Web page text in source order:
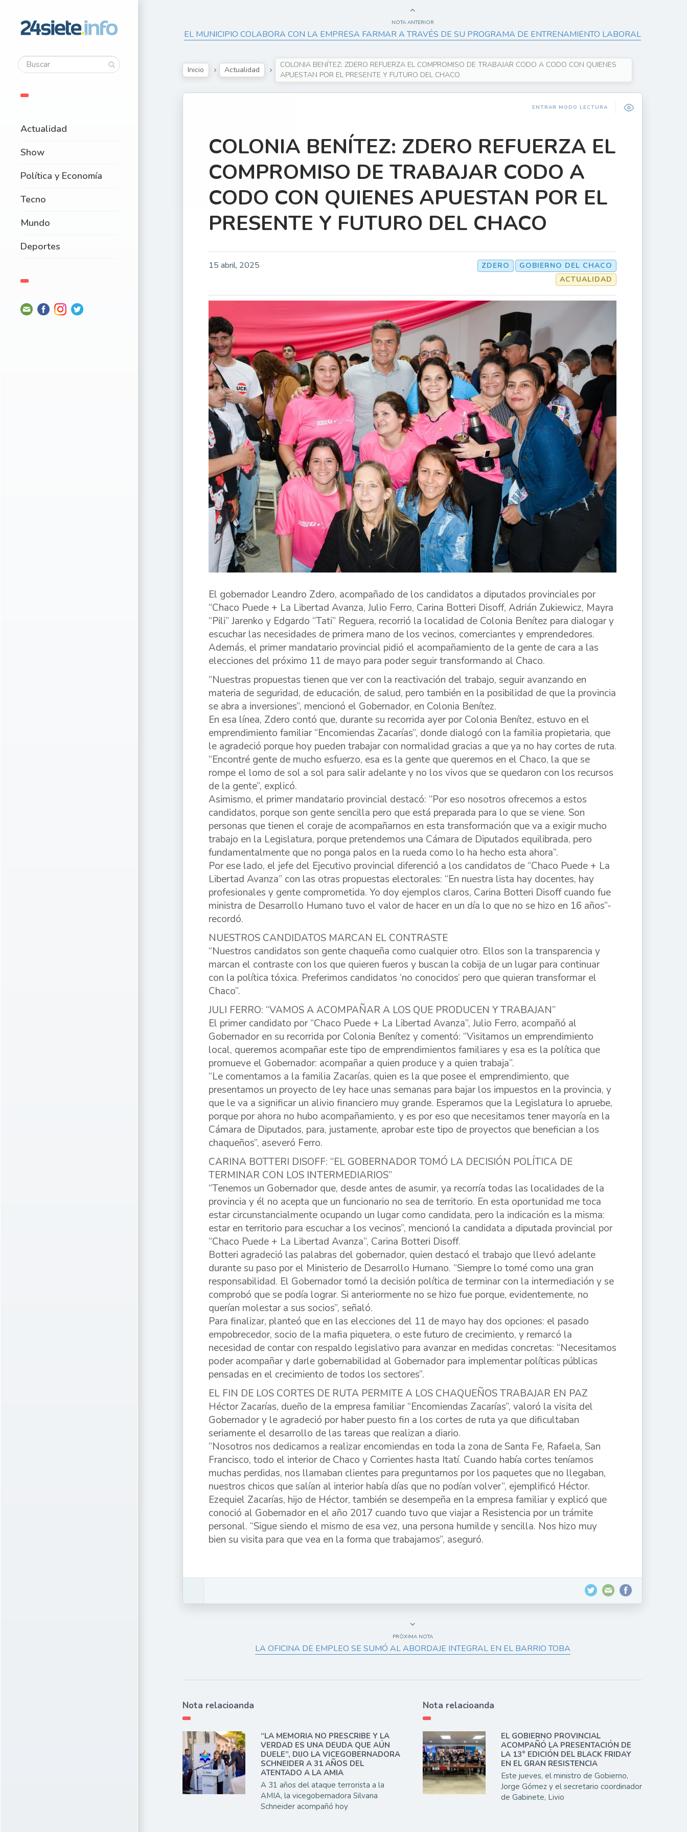
Actualidad
Show
Política y Economía
Tecno
Mundo
Deportes
NOTA ANTERIOR
EL MUNICIPIO COLABORA CON LA EMPRESA FARMAR A TRAVÉS DE SU PROGRAMA DE ENTRENAMIENTO LABORAL
Inicio Actualidad
COLONIA BENÍTEZ: ZDERO REFUERZA EL COMPROMISO DE TRABAJAR CODO A CODO CON QUIENES
APUESTAN POR EL PRESENTE Y FUTURO DEL CHACO
ENTRAR MODO LECTURA
COLONIA BENÍTEZ: ZDERO REFUERZA EL
COMPROMISO DE TRABAJAR CODO A
CODO CON QUIENES APUESTAN POR EL
PRESENTE Y FUTURO DEL CHACO
15 abril, 2025 GOBIERNO DEL CHACO
ZDERO
ACTUALIDAD
El gobernador Leandro Zdero, acompañado de los candidatos a diputados provinciales por
“Chaco Puede + La Libertad Avanza, Julio Ferro, Carina Botteri Disoff, Adrián Zukiewicz, Mayra
“Pili” Jarenko y Edgardo “Tati” Reguera, recorrió la localidad de Colonia Benítez para dialogar y
escuchar las necesidades de primera mano de los vecinos, comerciantes y emprendedores.
Además, el primer mandatario provincial pidió el acompañamiento de la gente de cara a las
elecciones del próximo 11 de mayo para poder seguir transformando al Chaco.
“Nuestras propuestas tienen que ver con la reactivación del trabajo, seguir avanzando en
materia de seguridad, de educación, de salud, pero también en la posibilidad de que la provincia
se abra a inversiones”, mencionó el Gobernador, en Colonia Benítez.
En esa línea, Zdero contó que, durante su recorrida ayer por Colonia Benítez, estuvo en el
emprendimiento familiar “Encomiendas Zacarías”, donde dialogó con la familia propietaria, que
le agradeció porque hoy pueden trabajar con normalidad gracias a que ya no hay cortes de ruta.
“Encontré gente de mucho esfuerzo, esa es la gente que queremos en el Chaco, la que se
rompe el lomo de sol a sol para salir adelante y no los vivos que se quedaron con los recursos
de la gente”, explicó.
Asimismo, el primer mandatario provincial destacó: “Por eso nosotros ofrecemos a estos
candidatos, porque son gente sencilla pero que está preparada para lo que se viene. Son
personas que tienen el coraje de acompañarnos en esta transformación que va a exigir mucho
trabajo en la Legislatura, porque pretendemos una Cámara de Diputados equilibrada, pero
fundamentalmente que no ponga palos en la rueda como lo ha hecho esta ahora”.
Por ese lado, el jefe del Ejecutivo provincial diferenció a los candidatos de “Chaco Puede + La
Libertad Avanza” con las otras propuestas electorales: “En nuestra lista hay docentes, hay
profesionales y gente comprometida. Yo doy ejemplos claros, Carina Botteri Disoff cuando fue
ministra de Desarrollo Humano tuvo el valor de hacer en un día lo que no se hizo en 16 años”-
recordó.
NUESTROS CANDIDATOS MARCAN EL CONTRASTE
“Nuestros candidatos son gente chaqueña como cualquier otro. Ellos son la transparencia y
marcan el contraste con los que quieren fueros y buscan la cobija de un lugar para continuar
con la política tóxica. Preferimos candidatos ‘no conocidos’ pero que quieran transformar el
Chaco”.
JULI FERRO: “VAMOS A ACOMPAÑAR A LOS QUE PRODUCEN Y TRABAJAN”
El primer candidato por “Chaco Puede + La Libertad Avanza”, Julio Ferro, acompañó al
Gobernador en su recorrida por Colonia Benítez y comentó: “Visitamos un emprendimiento
local, queremos acompañar este tipo de emprendimientos familiares y esa es la política que
promueve el Gobernador: acompañar a quien produce y a quien trabaja”.
“Le comentamos a la familia Zacarías, quien es la que posee el emprendimiento, que
presentamos un proyecto de ley hace unas semanas para bajar los impuestos en la provincia, y
que le va a significar un alivio financiero muy grande. Esperamos que la Legislatura lo apruebe,
porque por ahora no hubo acompañamiento, y es por eso que necesitamos tener mayoría en la
Cámara de Diputados, para, justamente, aprobar este tipo de proyectos que benefician a los
chaqueños”, aseveró Ferro.
CARINA BOTTERI DISOFF: “EL GOBERNADOR TOMÓ LA DECISIÓN POLÍTICA DE
TERMINAR CON LOS INTERMEDIARIOS”
“Tenemos un Gobernador que, desde antes de asumir, ya recorría todas las localidades de la
provincia y él no acepta que un funcionario no sea de territorio. En esta oportunidad me toca
estar circunstancialmente ocupando un lugar como candidata, pero la indicación es la misma:
estar en territorio para escuchar a los vecinos”, mencionó la candidata a diputada provincial por
“Chaco Puede + La Libertad Avanza”, Carina Botteri Disoff.
Botteri agradeció las palabras del gobernador, quien destacó el trabajo que llevó adelante
durante su paso por el Ministerio de Desarrollo Humano. “Siempre lo tomé como una gran
responsabilidad. El Gobernador tomó la decisión política de terminar con la intermediación y se
comprobó que se podía lograr. Si anteriormente no se hizo fue porque, evidentemente, no
querían molestar a sus socios”, señaló.
Para finalizar, planteó que en las elecciones del 11 de mayo hay dos opciones: el pasado
empobrecedor, socio de la mafia piquetera, o este futuro de crecimiento, y remarcó la
necesidad de contar con respaldo legislativo para avanzar en medidas concretas: “Necesitamos
poder acompañar y darle gobernabilidad al Gobernador para implementar políticas públicas
pensadas en el crecimiento de todos los sectores”.
EL FIN DE LOS CORTES DE RUTA PERMITE A LOS CHAQUEÑOS TRABAJAR EN PAZ
Héctor Zacarías, dueño de la empresa familiar “Encomiendas Zacarías”, valoró la visita del
Gobernador y le agradeció por haber puesto fin a los cortes de ruta ya que dificultaban
seriamente el desarrollo de las tareas que realizan a diario.
“Nosotros nos dedicamos a realizar encomiendas en toda la zona de Santa Fe, Rafaela, San
Francisco, todo el interior de Chaco y Corrientes hasta Itatí. Cuando había cortes teníamos
muchas perdidas, nos llamaban clientes para preguntarnos por los paquetes que no llegaban,
nuestros chicos que salían al interior había días que no podían volver”, ejemplificó Héctor.
Ezequiel Zacarías, hijo de Héctor, también se desempeña en la empresa familiar y explicó que
conoció al Gobernador en el año 2017 cuando tuvo que viajar a Resistencia por un trámite
personal. “Sigue siendo el mismo de esa vez, una persona humilde y sencilla. Nos hizo muy
bien su visita para que vea en la forma que trabajamos”, aseguró.
PRÓXIMA NOTA
LA OFICINA DE EMPLEO SE SUMÓ AL ABORDAJE INTEGRAL EN EL BARRIO TOBA
Nota relacioanda
“LA MEMORIA NO PRESCRIBE Y LA
VERDAD ES UNA DEUDA QUE AÚN
DUELE”, DIJO LA VICEGOBERNADORA
SCHNEIDER A 31 AÑOS DEL
ATENTADO A LA AMIA
A 31 años del ataque terrorista a la
AMIA, la vicegobernadora Silvana
Schneider acompañó hoy
Nota relacioanda
EL GOBIERNO PROVINCIAL
ACOMPAÑÓ LA PRESENTACIÓN DE
LA 13° EDICIÓN DEL BLACK FRIDAY
EN EL GRAN RESISTENCIA
Este jueves, el ministro de Gobierno,
Jorge Gómez y el secretario coordinador
de Gabinete, Livio